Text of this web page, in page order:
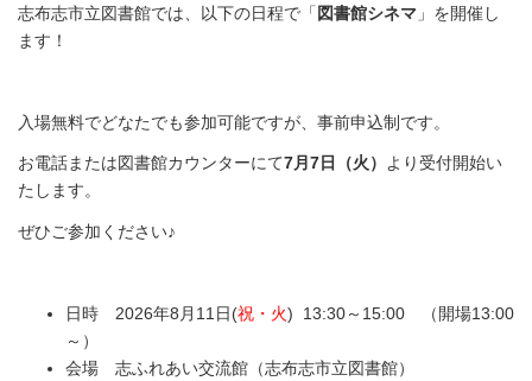
志布志市立図書館では、以下の日程で「 図書館シネマ 」を開催し
ます！
入場無料でどなたでも参加可能ですが、事前申込制です。
お電話または図書館カウンターにて7月7日（火）
より受付開始い
たします。
ぜひご参加ください♪
日時 2026年8月11日(祝・火) 13:30～15:00 （開場13:00
～）
会場 志ふれあい交流館（志布志市立図書館）